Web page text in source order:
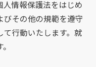
情報保護法をはじめ
びその他の規範を遵守
て行動いたします。就